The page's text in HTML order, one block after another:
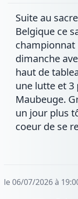
Suite au
Belgique ce
championnat
dimanche
haut de
une lutte et 3
Maubeuge.
un jour plus
coeur de se
le 06/07/2026 à